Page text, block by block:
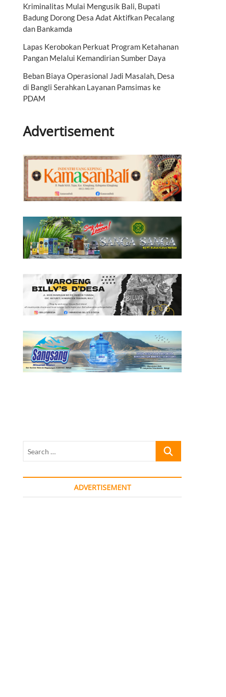
Kriminalitas Mulai Mengusik Bali, Bupati
Badung Dorong Desa Adat Aktifkan Pecalang
dan Bankamda
Lapas Kerobokan Perkuat Program Ketahanan
Pangan Melalui Kemandirian Sumber Daya
Beban Biaya Operasional Jadi Masalah, Desa
di Bangli Serahkan Layanan Pamsimas ke
PDAM
Advertisement
Search
ADVERTISEMENT